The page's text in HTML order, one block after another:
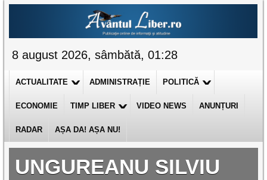
8 august 2026, sâmbătă, 01:28
ACTUALITATE ADMINISTRAȚIE POLITICĂ
ECONOMIE TIMP LIBER VIDEO NEWS ANUNȚURI
RADAR AȘA DA! AȘA NU!
UNGUREANU SILVIU